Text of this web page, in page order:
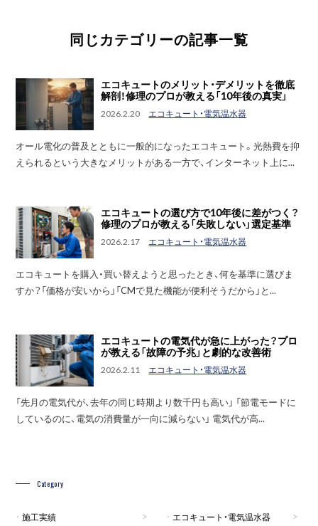
同じカテゴリーの記事一覧
エコキュートのメリット・デメリットを徹底
解剖！修理のプロが教える「10年後の真実」
2026.2.20 エコキュート・電気温水器
オール電化の普及とともに一般的になったエコキュート。光熱費を抑
えられるという大きなメリットがある一方で、インターネット上に...
エコキュートの選び方で10年後に差がつく？
修理のプロが教える「失敗しない」選定基準
2026.2.17 エコキュート・電気温水器
エコキュートを購入・買い替えようと思ったとき、何を基準に選びま
すか？「価格が安いから」「CMで見た機能が便利そうだから」と...
エコキュートの電気代が急に上がった？プロ
が教える「故障の予兆」と劇的な改善術
2026.2.11 エコキュート・電気温水器
「先月の電気代が、去年の同じ時期より数千円も高い」 「節電モードに
しているのに、電気の消費量が一向に減らない」 電気代が高...
Category
施工実績
エコキュート・電気温水器